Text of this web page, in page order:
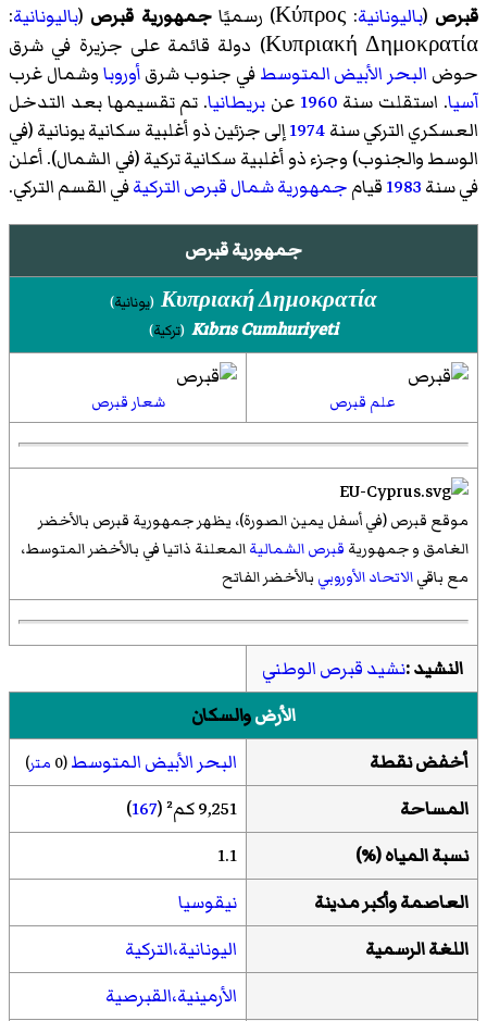
قبرص (باليونانية:
Κύπρος)‏ رسميًاجمهورية قبرص (باليونانية:
Κυπριακή Δημοκρατία)‏ دولة قائمة على جزيرة في شرق
حوض البحر الأبيض المتوسطفي جنوب شرقأوروباوشمال غرب
آسيا. استقلت سنة 1960 عن بريطانيا. تم تقسيمها بعد التدخل
العسكري التركي سنة1974إلى جزئين ذو أغلبية سكانية يونانية (في
الوسط والجنوب) وجزء ذو أغلبية سكانية تركية (في الشمال). أعلن
في سنة1983قيامجمهورية شمال قبرص التركيةفي القسم التركي.
جمهورية قبرص
Κυπριακή Δημοκρατία
(يونانية)
Kıbrıs Cumhuriyeti
(تركية)
علم قبرص شعار قبرص
موقع قبرص (في أسفل يمين الصورة)، يظهر جمهورية قبرص بالأخضر
الغامق و جمهورية قبرص الشماليةالمعلنة ذاتيا في بالأخضر المتوسط،
مع باقيالاتحاد الأوروبي بالأخضر الفاتح
النشيد :نشيد قبرص الوطني
الأرضوالسكان
أخفض نقطة
البحر الأبيض المتوسط(0 متر)
المساحة 9,251 كم² ( 167
)
نسبة المياه(
%
)
1.1
العاصمةوأكبر مدينة
نيقوسيا
اللغة الرسمية
اليونانية،التركية
الأرمينية،القبرصية